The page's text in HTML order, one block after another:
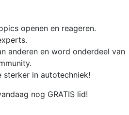
openen en reageren.
anderen en word onderdeel van
sterker in autotechniek!
nog GRATIS lid!